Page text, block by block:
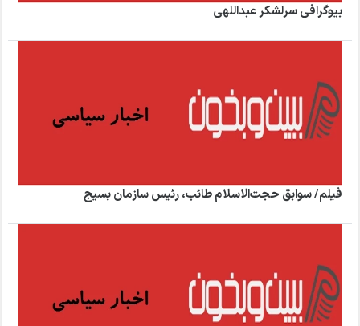
بیوگرافی سرلشکر عبداللهی
فیلم/ سوابق حجت‌الاسلام طائب، رئیس سازمان بسیج